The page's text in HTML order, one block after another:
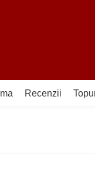
Recenzii